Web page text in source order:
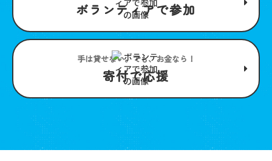
ボランティアで参加
手は貸せない。でも、お金なら！
寄付で応援